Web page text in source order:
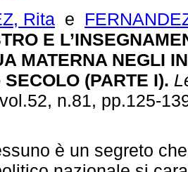
Rita e
E
MATERNA NEGLI
(PARTE I).
n.81, pp.125-
è un segreto